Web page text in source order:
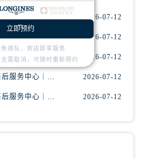
北京市东城区东长安街1号王府井东方广场W3座6层602室浪琴售后服务中心（需提前预约）
内蒙古自治区呼伦贝尔市海拉尔区中央街浪琴售后服务中心（需提前预约）
2026-07-12
亲身探访浪琴南昌官方售后服务中心｜最新电话及地址（2026年7月最新） 2026-07-12
亲身探访浪琴宁波官方售后服务中心｜网点地址及售后热线（2026年7月最新） 2026-07-12
亲身探访浪琴东莞官方售后服务中心｜地址与联系电话（2026年7月最新） 2026-07-12
亲身探访浪琴嘉兴官方售后服务中心｜热线电话与网点地址（2026年7月最新） 2026-07-12
立即预约
排队，到店即享服务
需取消，可随时重新预约